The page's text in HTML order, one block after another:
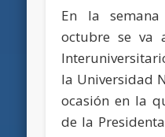
En la
octubre se va
la Universidad
ocasión en la
de la